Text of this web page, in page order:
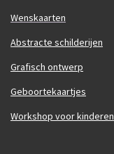
Wenskaarten
Abstracte schilderijen
Grafisch ontwerp
Geboortekaartjes
Workshop voor kinderen